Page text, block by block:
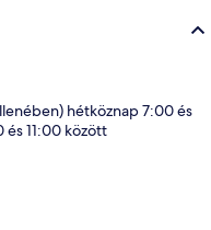
hétköznap 7:00 és
11:00 között